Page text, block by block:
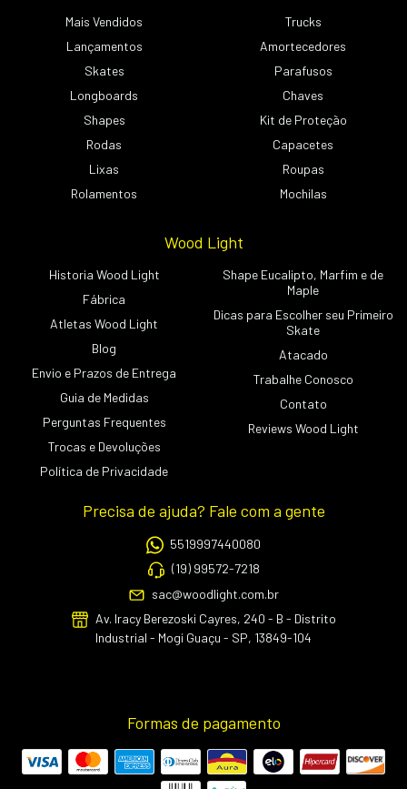
Mais Vendidos
Lançamentos
Skates
Longboards
Shapes
Rodas
Lixas
Rolamentos
Trucks
Amortecedores
Parafusos
Chaves
Kit de Proteção
Capacetes
Roupas
Mochilas
Wood Light
Historia Wood Light
Fábrica
Atletas Wood Light
Blog
Envio e Prazos de Entrega
Guia de Medidas
Perguntas Frequentes
Trocas e Devoluções
Política de Privacidade
Shape Eucalipto, Marfim e de
Maple
Dicas para Escolher seu Primeiro
Skate
Atacado
Trabalhe Conosco
Contato
Reviews Wood Light
Precisa de ajuda? Fale com a gente
5519997440080
(19) 99572-7218
sac@woodlight.com.br
Av. Iracy Berezoski Cayres, 240 - B - Distrito
Industrial - Mogi Guaçu - SP, 13849-104
Formas de pagamento